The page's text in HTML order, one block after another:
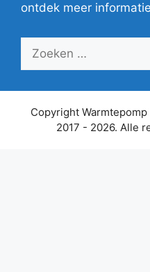
ontdek meer
Zoek
Copyright
2017 - 2026. Alle